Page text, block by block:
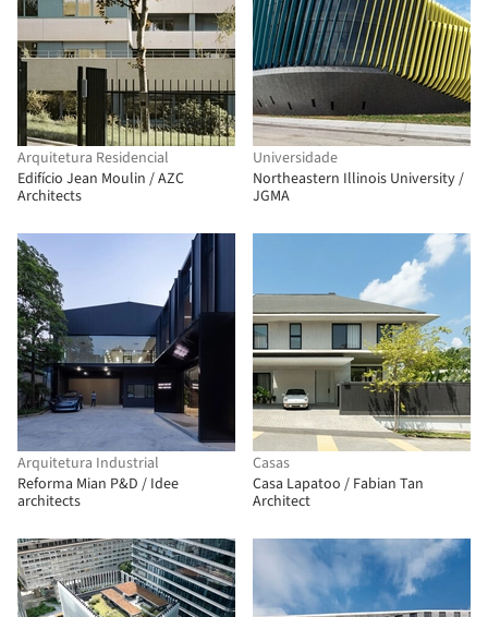
Arquitetura Residencial
Edifício Jean Moulin / AZC
Architects
Universidade
Northeastern Illinois University /
JGMA
Arquitetura Industrial
Reforma Mian P&D / Idee
architects
Casas
Casa Lapatoo / Fabian Tan
Architect